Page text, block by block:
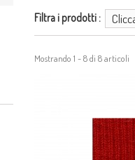
Filtra i prodotti :
Mostrando 1 - 8 di 8 articoli